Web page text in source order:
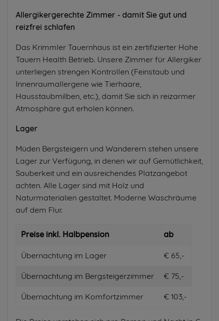
Allergikergerechte Zimmer - damit Sie gut und
reizfrei schlafen
Das Krimmler Tauernhaus ist ein zertifizierter Hohe
Tauern Health Betrieb. Unsere Zimmer für Allergiker
unterliegen strengen Kontrollen (Feinstaub und
Innenraumallergene wie Tierhaare,
Hausstaubmilben, etc.), damit Sie sich in reizarmer
Atmosphäre gut erholen können.
Lager
Müden Bergsteigern und Wanderern stehen unsere
Lager zur Verfügung, in denen wir auf Gemütlichkeit,
Sauberkeit und ein ausreichendes Platzangebot
achten. Alle Lager sind mit Holz und
Naturmaterialien gestaltet. Moderne Waschräume
auf dem Flur.
Preise inkl. Halbpension ab
Übernachtung im Lager € 65,-
Übernachtung im Bergsteigerzimmer € 75,-
Übernachtung im Komfortzimmer € 103,-